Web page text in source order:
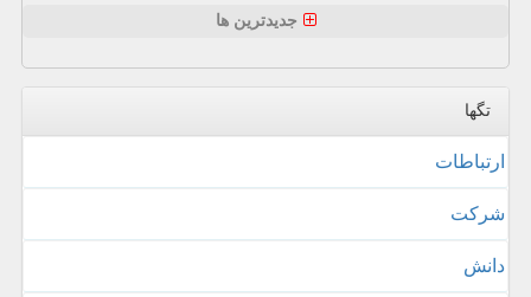
جدیدترین ها
تگها
ارتباطات
شركت
دانش